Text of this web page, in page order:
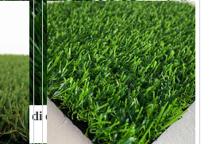
Erba di calcio